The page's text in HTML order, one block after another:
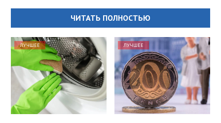
ЧИТАТЬ ПОЛНОСТЬЮ
ЛУЧШЕЕ ЛУЧШЕЕ